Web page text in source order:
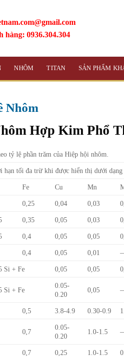
hàng: 0936.304.304
NHÔM TITAN SẢN PHẨM
Nhôm
Hợp Kim Phổ
tỷ lệ phần trăm của Hiệp hội nhôm.
hạn tối đa trừ khi được hiển thị dưới dạng
Fe Cu Mn
0,25 0,04 0,03
0,35 0,05 0,03
0,4 0,05 0,05
0,4 0,05 0,01
Si + Fe 0,05 0,05
Si + Fe
0.05-
0.20
0,05
0,5 3.8-4.9 0.30-0.9
0,7
0.05-
0.20
1.0-1.5
0,7 0,25 1.0-1.5